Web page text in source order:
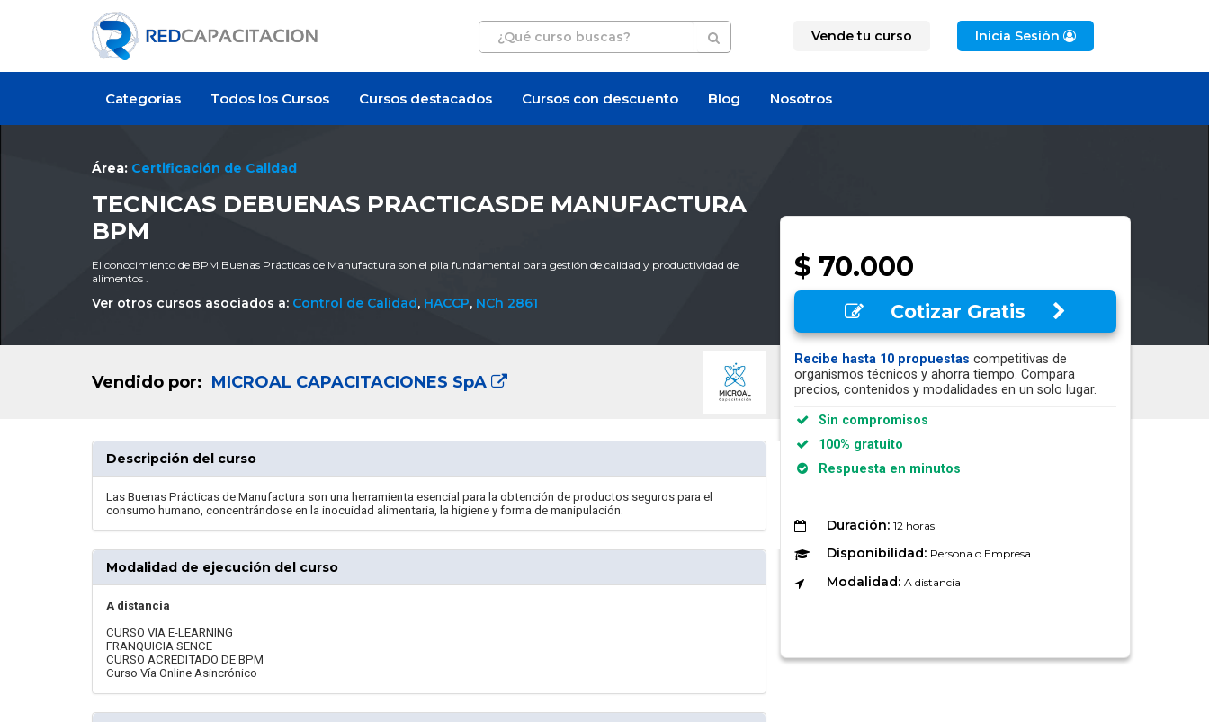
Vende tu curso Inicia Sesión
Categorías Todos los Cursos Cursos destacados Cursos con descuento Blog Nosotros
Área: Certificación de Calidad
TECNICAS DEBUENAS PRACTICASDE MANUFACTURA
BPM
El conocimiento de BPM Buenas Prácticas de Manufactura son el pila fundamental para gestión de calidad y productividad de
alimentos .
Ver otros cursos asociados a: Control de Calidad, HACCP, NCh 2861
Vendido por: MICROAL CAPACITACIONES SpA
$ 70.000
Cotizar Gratis
Recibe hasta 10 propuestas competitivas de
organismos técnicos y ahorra tiempo. Compara
precios, contenidos y modalidades en un solo lugar.
Sin compromisos
100% gratuito
Respuesta en minutos
Duración: 12 horas
Disponibilidad: Persona o Empresa
Modalidad: A distancia
Descripción del curso
Las Buenas Prácticas de Manufactura son una herramienta esencial para la obtención de productos seguros para el
consumo humano, concentrándose en la inocuidad alimentaria, la higiene y forma de manipulación.
Modalidad de ejecución del curso
A distancia
CURSO VIA E-LEARNING
FRANQUICIA SENCE
CURSO ACREDITADO DE BPM
Curso Vía Online Asincrónico